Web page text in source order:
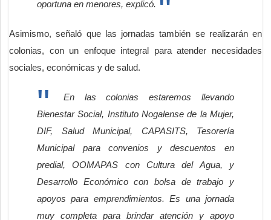
oportuna en menores, explicó.
Asimismo, señaló que las jornadas también se realizarán en
colonias, con un enfoque integral para atender necesidades
sociales, económicas y de salud.
En las colonias estaremos llevando
Bienestar Social, Instituto Nogalense de la Mujer,
DIF, Salud Municipal, CAPASITS, Tesorería
Municipal para convenios y descuentos en
predial, OOMAPAS con Cultura del Agua, y
Desarrollo Económico con bolsa de trabajo y
apoyos para emprendimientos. Es una jornada
muy completa para brindar atención y apoyo